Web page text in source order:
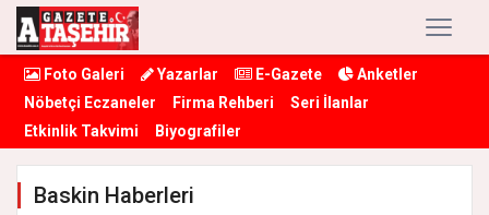
Foto Galeri Yazarlar E-Gazete
Anketler
Nöbetçi Eczaneler
Firma Rehberi
Seri İlanlar
Etkinlik Takvimi
Biyografiler
Baskin Haberleri